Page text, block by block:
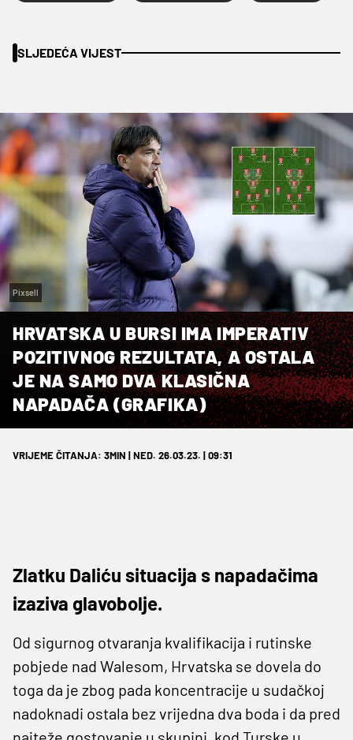
SLJEDEĆA VIJEST
Pixsell
HRVATSKA U BURSI IMA IMPERATIV
POZITIVNOG REZULTATA, A OSTALA
JE NA SAMO DVA KLASIČNA
NAPADAČA (GRAFIKA)
VRIJEME ČITANJA: 3MIN | NED. 26.03.23. | 09:31
Zlatku Daliću situacija s napadačima
izaziva glavobolje.
Od sigurnog otvaranja kvalifikacija i rutinske
pobjede nad Walesom, Hrvatska se dovela do
toga da je zbog pada koncentracije u sudačkoj
nadoknadi ostala bez vrijedna dva boda i da pred